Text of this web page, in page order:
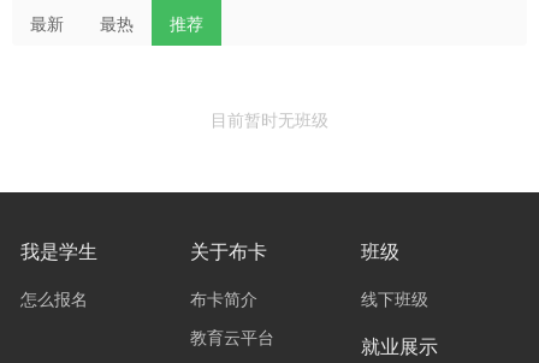
最新 最热 推荐
目前暂时无班级
我是学生
怎么报名
关于布卡
布卡简介
教育云平台
班级
线下班级
就业展示